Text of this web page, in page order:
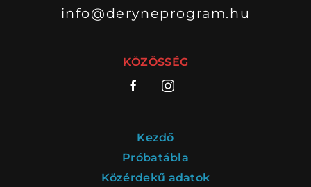
info@deryneprogram.hu
KÖZÖSSÉG
Kezdő
Próbatábla
Közérdekű adatok